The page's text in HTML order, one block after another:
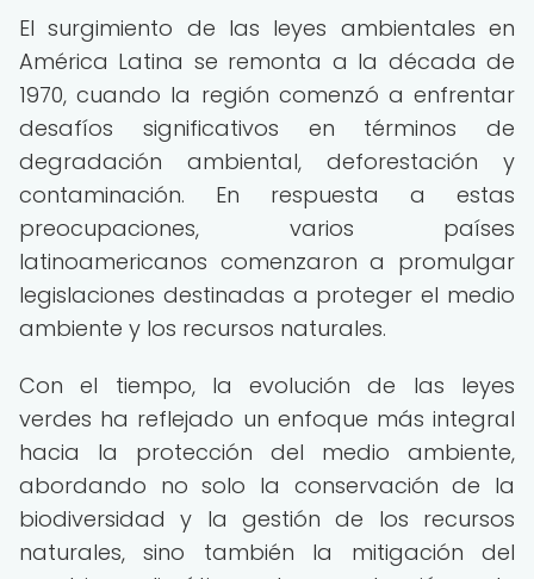
El surgimiento de las leyes ambientales en
América Latina se remonta a la década de
1970, cuando la región comenzó a enfrentar
desafíos significativos en términos de
degradación ambiental, deforestación y
contaminación. En respuesta a estas
preocupaciones, varios países
latinoamericanos comenzaron a promulgar
legislaciones destinadas a proteger el medio
ambiente y los recursos naturales.
Con el tiempo, la evolución de las leyes
verdes ha reflejado un enfoque más integral
hacia la protección del medio ambiente,
abordando no solo la conservación de la
biodiversidad y la gestión de los recursos
naturales, sino también la mitigación del